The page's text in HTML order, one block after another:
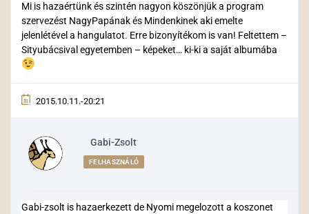
Mi is hazaértünk és szintén nagyon köszönjük a program
szervezést NagyPapának és Mindenkinek aki emelte
jelenlétével a hangulatot. Erre bizonyítékom is van! Feltettem –
Sityubácsival egyetemben – képeket… ki-ki a saját albumába
2015.10.11.-20:21
Gabi-Zsolt
FELHASZNÁLÓ
Gabi-zsolt is hazaerkezett de Nyomi megelozott a koszonet